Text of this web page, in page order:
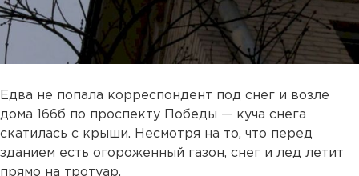
Едва не попала корреспондент под снег и возле
дома 166б по проспекту Победы — куча снега
скатилась с крыши. Несмотря на то, что перед
зданием есть огороженный газон, снег и лед летит
прямо на тротуар.